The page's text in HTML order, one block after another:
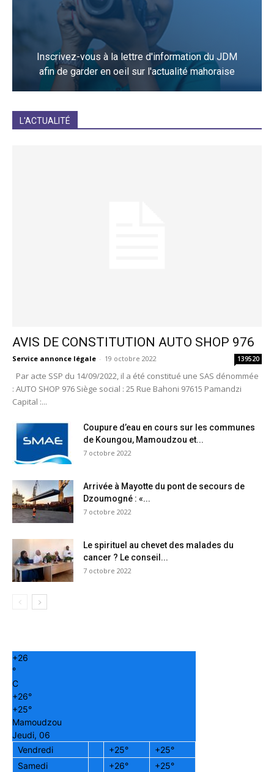
Inscrivez-vous à la lettre d'information du JDM
afin de garder en oeil sur l'actualité mahoraise
L'ACTUALITÉ
AVIS DE CONSTITUTION AUTO SHOP 976
Service annonce légale - 19 octobre 2022 139520
Par acte SSP du 14/09/2022, il a été constitué une SAS dénommée
: AUTO SHOP 976 Siège social : 25 Rue Bahoni 97615 Pamandzi
Capital :...
Coupure d’eau en cours sur les communes
de Koungou, Mamoudzou et...
7 octobre 2022
Arrivée à Mayotte du pont de secours de
Dzoumogné : «...
7 octobre 2022
Le spirituel au chevet des malades du
cancer ? Le conseil...
7 octobre 2022
+26
°
C
+26°
+25°
Mamoudzou
Jeudi, 06
Vendredi
+25° +25°
Samedi
+26° +25°